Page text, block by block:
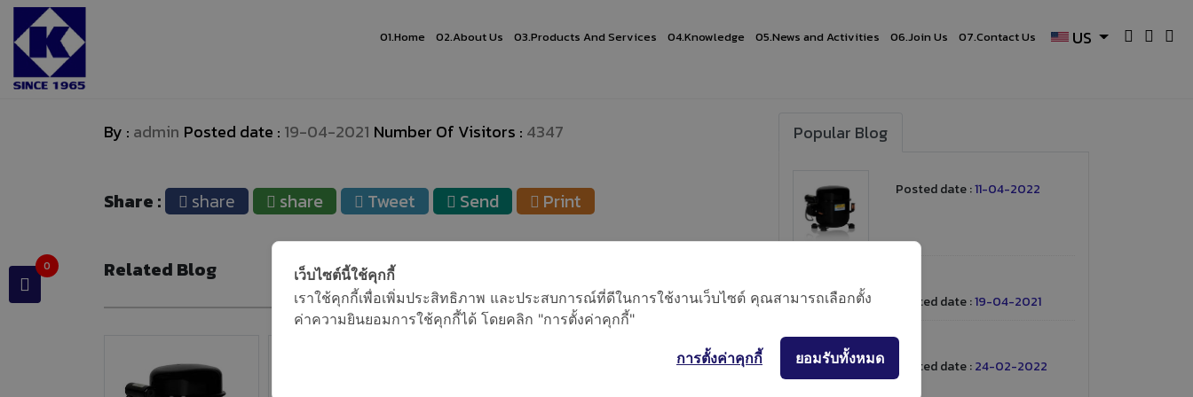
01.Home 02.About Us 03.Products And Services 04.Knowledge 05.News and Activities 06.Join Us 07.Contact Us US
0
By : admin Posted date : 19-04-2021 Number Of Visitors : 4347
Share share share Tweet Send Print
Related Blog
Popular Blog
Posted date :11-04-2022
Posted date :19-04-2021
Posted date :24-02-2022
เว็บไซต์นี้ใช้คุกกี้
เราใช้คุกกี้เพื่อเพิ่มประสิทธิภาพ และประสบการณ์ที่ดีในการใช้งานเว็บไซต์ คุณสามารถเลือกตั้ง
ค่าความยินยอมการใช้คุกกี้ได้ โดยคลิก "การตั้งค่าคุกกี้"
ยอมรับทั้งหมด
การตั้งค่าคุกกี้